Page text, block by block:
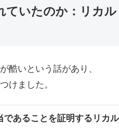
ていたのか：リカ
酷いという話があり、
けました。
あることを証明するリカ